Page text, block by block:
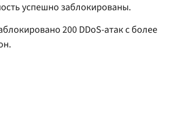
успешно заблокированы.
200 DDoS-атак с более